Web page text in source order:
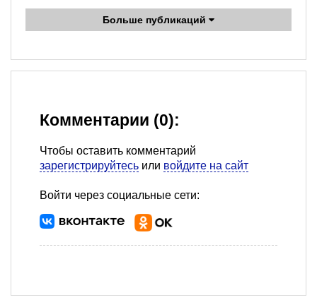
Больше публикаций
Комментарии (0):
Чтобы оставить комментарий
зарегистрируйтесь или войдите на сайт
Войти через социальные сети: